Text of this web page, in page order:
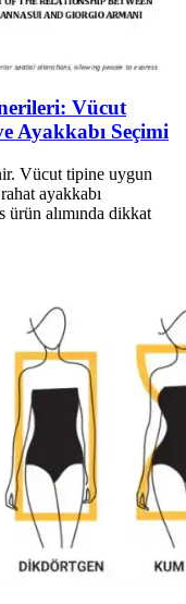
Vücut
Ayakkabı Seçimi
Vücut tipine uygun
ayakkabı
ürün alımında dikkat